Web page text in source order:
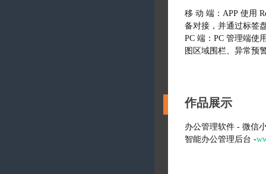
移 动 端：APP 使用
备对接，并通过标签
PC 端：PC 管理端使
图区域围栏、异常预
作品展示
办公管理软件 - 微信
智能办公管理后台 -